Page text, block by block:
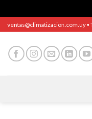
Saltar
al
contenido
ventas@climatizacion.com.uy